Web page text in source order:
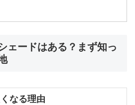
ェードはある？まず知っ
なる理由